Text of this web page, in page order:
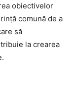
obiectivelor
comună de a
să
la crearea